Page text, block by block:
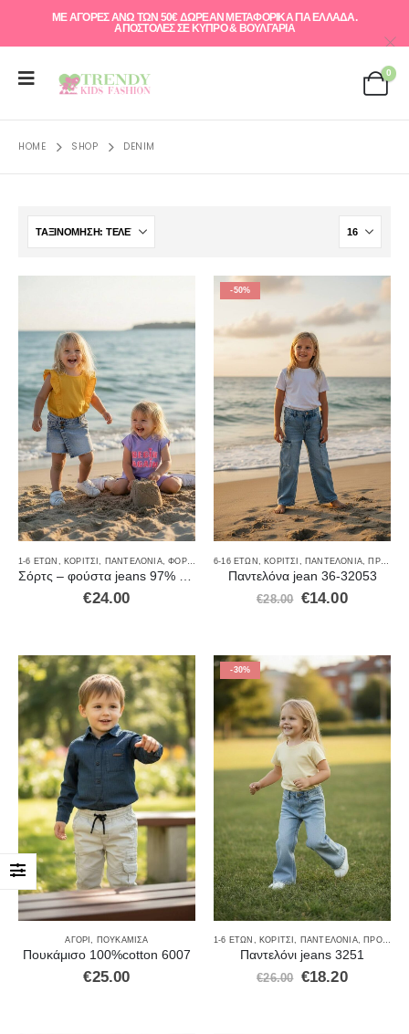
ΜΕ ΑΓΟΡΕΣ ΑΝΩ ΤΩΝ 50€ ΔΩΡΕΑΝ ΜΕΤΑΦΟΡΙΚΑ ΓΙΑ ΕΛΛAΔΑ.
ΑΠΟΣΤΟΛΕΣ ΣΕ ΚΥΠΡΟ & ΒΟΥΛΓΑΡΙΑ
0
HOME SHOP DENIM
1-6 ΕΤΏΝ ΚΟΡΊΤΣΙ ΠΑΝΤΕΛΌΝΙΑ,ΦΟΡΈΜΑΤΑ-ΦΟΎΣΤΕΣ
€24.00
-50%
6-16 ΕΤΏΝ ΚΟΡΊΤΣΙ ΠΑΝΤΕΛΌΝΙΑ ΠΡΟΣΦΟΡΈΣ
Παντελόνα jean 36-32053
€28.00 €14.00
ΑΓΌΡΙ, ΠΟΥΚΆΜΙΣΑ
Πουκάμισο 100%cotton 6007
€25.00
-30%
1-6 ΕΤΏΝ , ΚΟΡΊΤΣΙ, ΠΑΝΤΕΛΌΝΙΑ, ΠΡΟΣΦΟΡΈΣ
Παντελόνι jeans 3251
€26.00 €18.20